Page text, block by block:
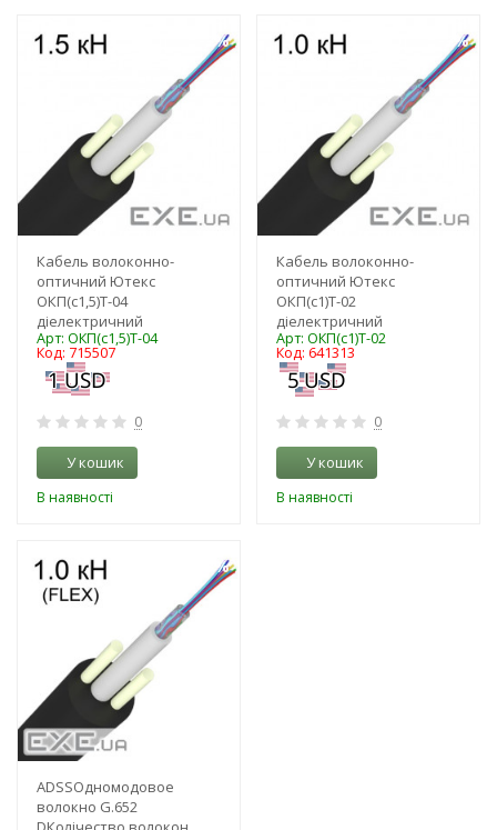
-3%
Кабель волоконно-
оптичний Ютекс
ОКП(с1,5)Т-04
діелектричний
Арт: ОКП(с1,5)Т-04
Код: 715507
0
У кошик
В наявності
-3%
Кабель волоконно-
оптичний Ютекс
ОКП(с1)Т-02
діелектричний
Арт: ОКП(с1)Т-02
Код: 641313
0
У кошик
В наявності
-3%
ADSSОдномодовое
волокно G.652